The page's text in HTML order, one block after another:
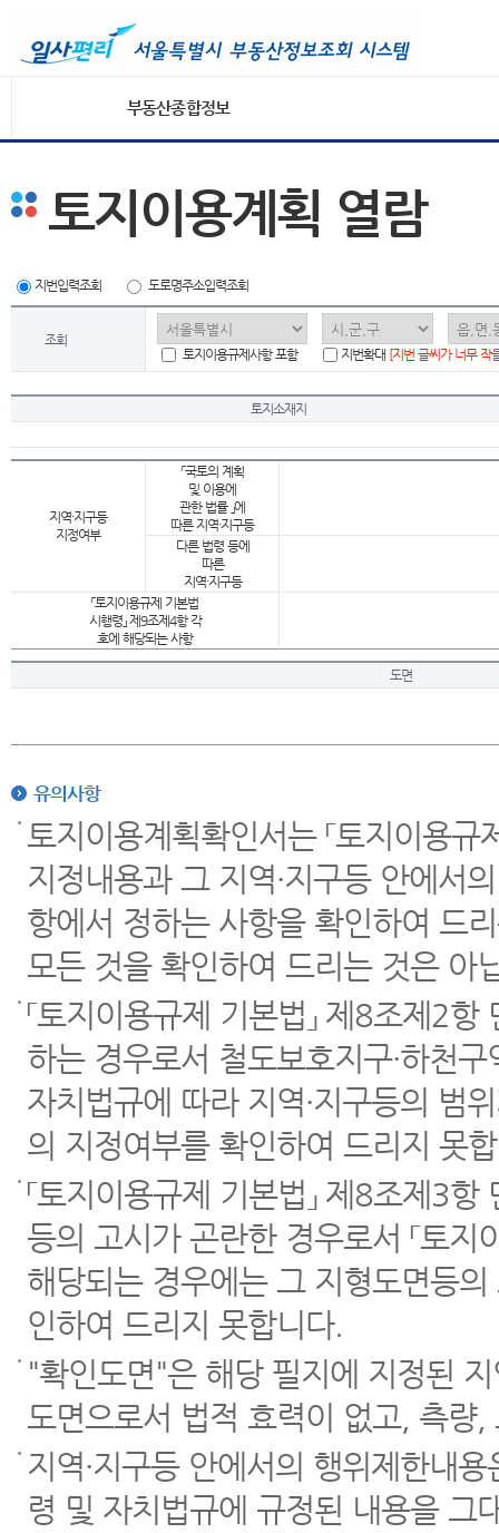
부동산종합정보
토지이용계획 열람
지번입력조회 도로명주소입력조회
조회
토지이용규제사항 포함
지번확대 [지번 글씨가 너무 작
토지소재지
지역·지구등
지정여부
「국토의 계획
및 이용에
관한 법률 」에
따른 지역·지구등
다른 법령 등에
따른
지역·지구등
「토지이용규제 기본법
시행령」 제9조제4항 각
호에 해당되는 사항
도면
유의사항
토지이용계획확인서는 「토지이용
지정내용과 그 지역·지구등 안에서
항에서 정하는 사항을 확인하여 드
모든 것을 확인하여 드리는 것은 아
「토지이용규제 기본법」 제8조제2
하는 경우로서 철도보호지구·하천
자치법규에 따라 지역·지구등의 범
의 지정여부를 확인하여 드리지 못
「토지이용규제 기본법」 제8조제3
등의 고시가 곤란한 경우로서 「토
해당되는 경우에는 그 지형도면등
인하여 드리지 못합니다.
"확인도면"은 해당 필지에 지정된
도면으로서 법적 효력이 없고, 측량
지역·지구등 안에서의 행위제한내
령 및 자치법규에 규정된 내용을 그